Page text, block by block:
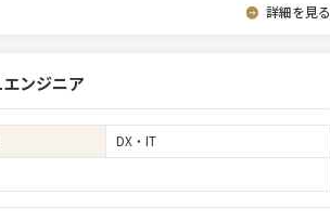
詳細を見る
ンジニア
DX・IT